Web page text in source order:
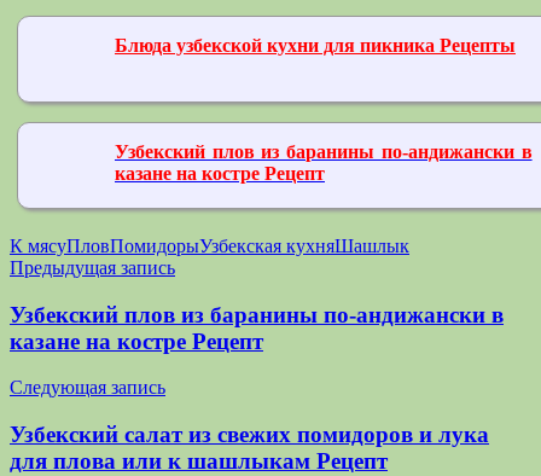
Блюда узбекской кухни для пикника Рецепты
Узбекский плов из баранины по-андижански в
казане на костре Рецепт
К мясуПловПомидорыУзбекская кухняШашлык
Навигация
по
записям
Предыдущая запись
Узбекский плов из баранины по-андижански в
казане на костре Рецепт
Следующая запись
Узбекский салат из свежих помидоров и лука
для плова или к шашлыкам Рецепт